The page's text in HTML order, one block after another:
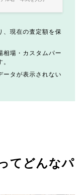
、現在の査定額を保
相場・カスタムパー
ータが表示されない
てどんなパ